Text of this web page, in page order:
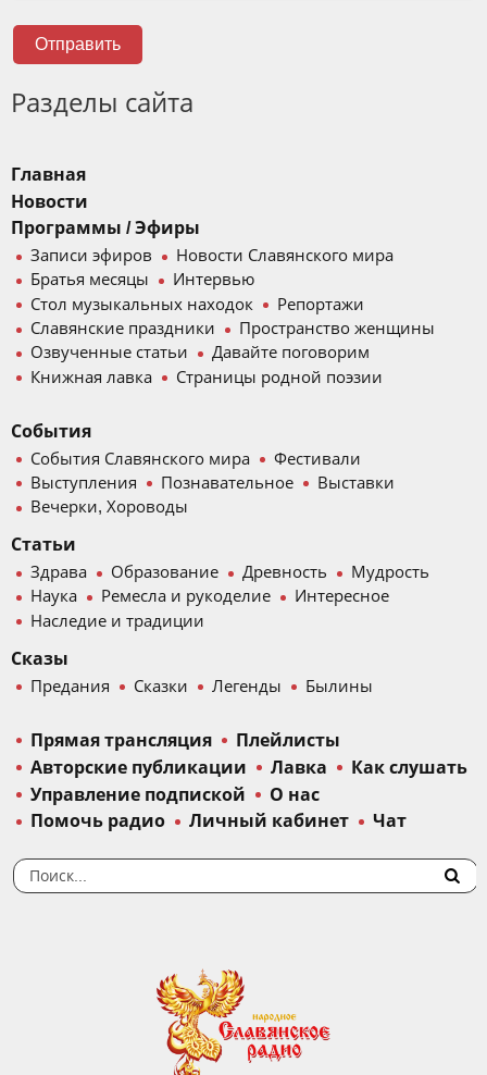
Отправить
Разделы сайта
Главная
Новости
Программы / Эфиры
Записи эфиров
Новости Славянского мира
Братья месяцы
Интервью
Стол музыкальных находок
Репортажи
Славянские праздники
Пространство женщины
Озвученные статьи
Давайте поговорим
Книжная лавка
Страницы родной поэзии
События
События Славянского мира
Фестивали
Выступления
Познавательное
Выставки
Вечерки, Хороводы
Статьи
Здрава Образование Древность
Мудрость
Наука
Ремесла и рукоделие
Интересное
Наследие и традиции
Сказы
Предания Сказки Легенды Былины
Прямая трансляция
Плейлисты
Авторские публикации
Лавка
Как слушать
Управление подпиской
О нас
Помочь радио
Личный кабинет Чат